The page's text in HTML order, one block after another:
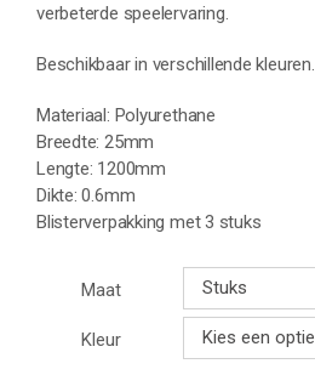
verbeterde speelervaring.
Beschikbaar in verschillende kleuren.
Materiaal: Polyurethane
Breedte: 25mm
Lengte: 1200mm
Dikte: 0.6mm
Blisterverpakking met 3 stuks
Maat
Kleur